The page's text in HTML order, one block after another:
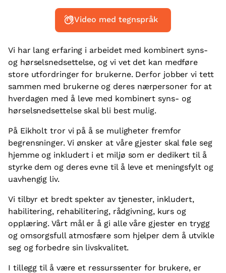
Video med tegnspråk
Vi har lang erfaring i arbeidet med kombinert syns-
og hørselsnedsettelse, og vi vet det kan medføre
store utfordringer for brukerne. Derfor jobber vi tett
sammen med brukerne og deres nærpersoner for at
hverdagen med å leve med kombinert syns- og
hørselsnedsettelse skal bli best mulig.
På Eikholt tror vi på å se muligheter fremfor
begrensninger. Vi ønsker at våre gjester skal føle seg
hjemme og inkludert i et miljø som er dedikert til å
styrke dem og deres evne til å leve et meningsfylt og
uavhengig liv.
Vi tilbyr et bredt spekter av tjenester, inkludert,
habilitering, rehabilitering, rådgivning, kurs og
opplæring. Vårt mål er å gi alle våre gjester en trygg
og omsorgsfull atmosfære som hjelper dem å utvikle
seg og forbedre sin livskvalitet.
I tillegg til å være et ressurssenter for brukere, er